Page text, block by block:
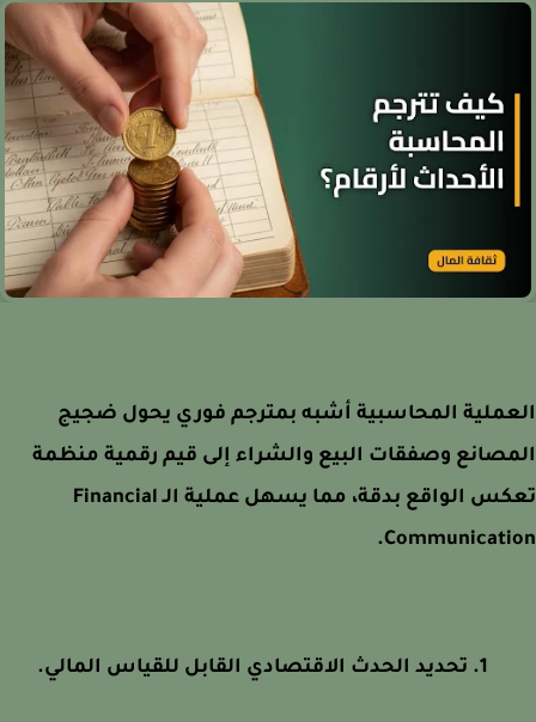
المحاسبية أشبه بمترجم فوري يحول ضجيج
وصفقات البيع والشراء إلى قيم رقمية منظمة
تعكس الواقع بدقة، مما يسهل عملية الـ Financial
تحديد الحدث الاقتصادي القابل للقياس المالي.